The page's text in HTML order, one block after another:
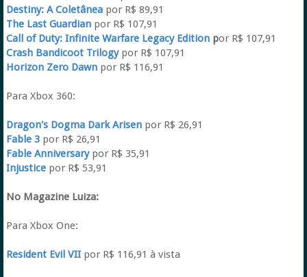
Destiny: A Coletâneapor R$ 89,91
The Last Guardianpor R$ 107,91
Call of Duty: Infinite Warfare Legacy Edition por R$ 107,91
Crash Bandicoot Trilogypor R$ 107,91
Horizon Zero Dawnpor R$ 116,91
Para Xbox 360:
Dragon's Dogma Dark Arisen por R$ 26,91
Fable 3por R$ 26,91
Fable Anniversarypor R$ 35,91
Injusticepor R$ 53,91
No Magazine Luiza:
Para Xbox One:
Resident Evil VIIpor R$ 116,91 à vista